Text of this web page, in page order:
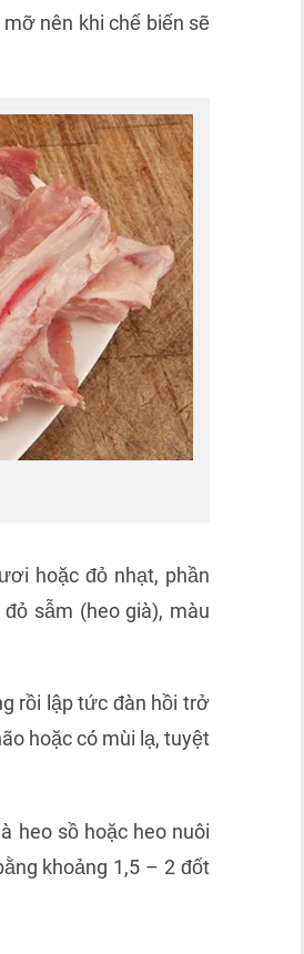
nên khi chế biến sẽ
hoặc đỏ nhạt, phần
sẫm (heo già), màu
rồi lập tức đàn hồi trở
hoặc có mùi lạ, tuyệt
heo sồ hoặc heo nuôi
khoảng 1,5 – 2 đốt